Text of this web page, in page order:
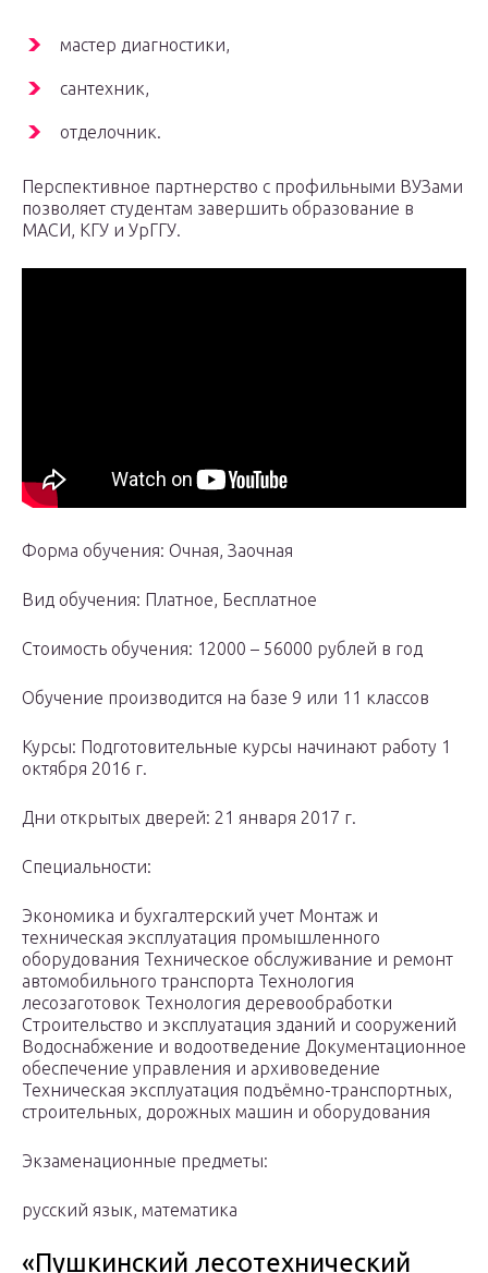
мастер диагностики,
сантехник,
отделочник.
Перспективное партнерство с профильными ВУЗами
позволяет студентам завершить образование в
МАСИ, КГУ и УрГГУ.
Форма обучения: Очная, Заочная
Вид обучения: Платное, Бесплатное
Стоимость обучения: 12000 – 56000 рублей в год
Обучение производится на базе 9 или 11 классов
Курсы: Подготовительные курсы начинают работу 1
октября 2016 г.
Дни открытых дверей: 21 января 2017 г.
Специальности:
Экономика и бухгалтерский учет Монтаж и
техническая эксплуатация промышленного
оборудования Техническое обслуживание и ремонт
автомобильного транспорта Технология
лесозаготовок Технология деревообработки
Строительство и эксплуатация зданий и сооружений
Водоснабжение и водоотведение Документационное
обеспечение управления и архивоведение
Техническая эксплуатация подъёмно-транспортных,
строительных, дорожных машин и оборудования
Экзаменационные предметы:
русский язык, математика
«Пушкинский лесотехнический